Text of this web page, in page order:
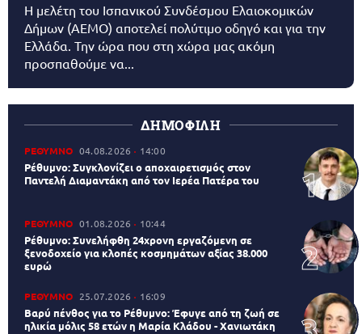
Η μελέτη του Ισπανικού Συνδέσμου Ελαιοκομικών
Δήμων (AEMO) αποτελεί πολύτιμο οδηγό και για την
Ελλάδα. Την ώρα που στη χώρα μας ακόμη
προσπαθούμε να...
ΔΗΜΟΦΙΛΗ
ΡΕΘΥΜΝΟ 04.08.2026 14:00
Ρέθυμνο: Συγκλονίζει ο αποχαιρετισμός στον
Παντελή Διαμαντάκη από τον Ιερέα Πατέρα του
ΡΕΘΥΜΝΟ 01.08.2026 10:44
Ρέθυμνο: Συνελήφθη 24χρονη εργαζόμενη σε
ξενοδοχείο για κλοπές κοσμημάτων αξίας 38.000
ευρώ
ΡΕΘΥΜΝΟ 25.07.2026 16:09
Βαρύ πένθος για το Ρέθυμνο: Έφυγε από τη ζωή σε
ηλικία μόλις 58 ετών η Μαρία Κλάδου - Χανιωτάκη